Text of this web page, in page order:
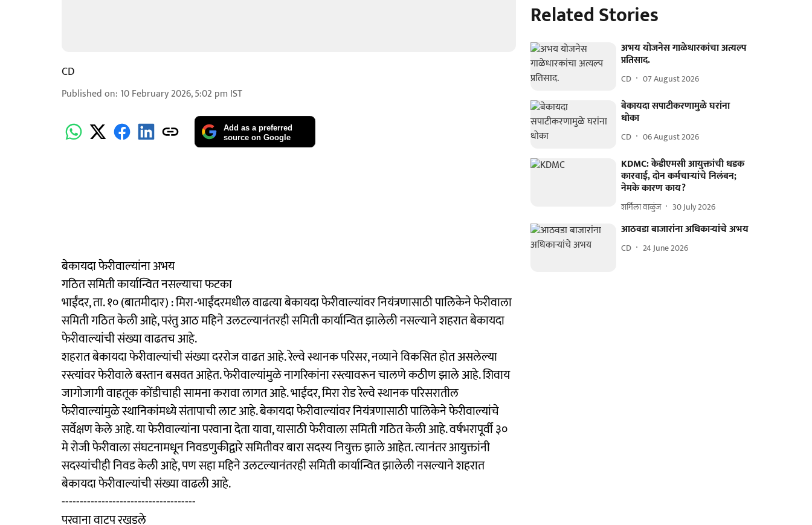
CD
Published on: 10 February 2026, 5:02 pm IST
Add as a preferred
source on Google
बेकायदा फेरीवाल्यांना अभय
गठित समिती कार्यान्वित नसल्याचा फटका
भाईंदर, ता. १० (बातमीदार) : मिरा-भाईंदरमधील वाढत्या बेकायदा फेरीवाल्यांवर नियंत्रणासाठी पालिकेने फेरीवाला
समिती गठित केली आहे, परंतु आठ महिने उलटल्यानंतरही समिती कार्यान्वित झालेली नसल्याने शहरात बेकायदा
फेरीवाल्यांची संख्या वाढतच आहे.
शहरात बेकायदा फेरीवाल्यांची संख्या दररोज वाढत आहे. रेल्वे स्थानक परिसर, नव्याने विकसित होत असलेल्या
रस्त्यांवर फेरीवाले बस्तान बसवत आहेत. फेरीवाल्यांमुळे नागरिकांना रस्त्यावरून चालणे कठीण झाले आहे. शिवाय
जागोजागी वाहतूक कोंडीचाही सामना करावा लागत आहे. भाईंदर, मिरा रोड रेल्वे स्थानक परिसरातील
फेरीवाल्यांमुळे स्थानिकांमध्ये संतापाची लाट आहे. बेकायदा फेरीवाल्यांवर नियंत्रणासाठी पालिकेने फेरीवाल्यांचे
सर्वेक्षण केले आहे. या फेरीवाल्यांना परवाना देता यावा, यासाठी फेरीवाला समिती गठित केली आहे. वर्षभरापूर्वी ३०
मे रोजी फेरीवाला संघटनामधून निवडणुकीद्वारे समितीवर बारा सदस्य नियुक्त झाले आहेत. त्यानंतर आयुक्तांनी
सदस्यांचीही निवड केली आहे, पण सहा महिने उलटल्यानंतरही समिती कार्यान्वित झालेली नसल्याने शहरात
बेकायदा फेरीवाल्यांची संख्या वाढली आहे.
-------------------------------------
परवाना वाटप रखडले
Related Stories
अभय योजनेस गाळेधारकांचा अत्यल्प
प्रतिसाद.
CD 07 August 2026
बेकायदा सपाटीकरणामुळे घरांना
धोका
CD 06 August 2026
KDMC: केडीएमसी आयुक्तांची धडक
कारवाई, दोन कर्मचाऱ्यांचे निलंबन;
नेमके कारण काय?
शर्मिला वाळुंज 30 July 2026
आठवडा बाजारांना अधिकाऱ्यांचे अभय
CD 24 June 2026